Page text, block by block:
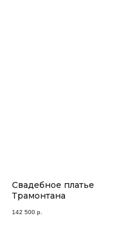
Свадебное платье
Трамонтана
142 500 р.